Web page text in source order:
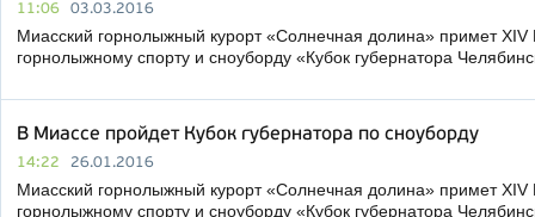
11:06 03.03.2016
Миасский горнолыжный курорт «Солнечная долина» примет XIV
горнолыжному спорту и сноуборду «Кубок губернатора
В Миассе пройдет Кубок губернатора по сноуборду
14:22 26.01.2016
Миасский горнолыжный курорт «Солнечная долина» примет XIV
горнолыжному спорту и сноуборду «Кубок губернатора